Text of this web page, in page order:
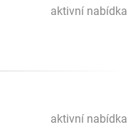
aktivní nabídka
aktivní nabídka